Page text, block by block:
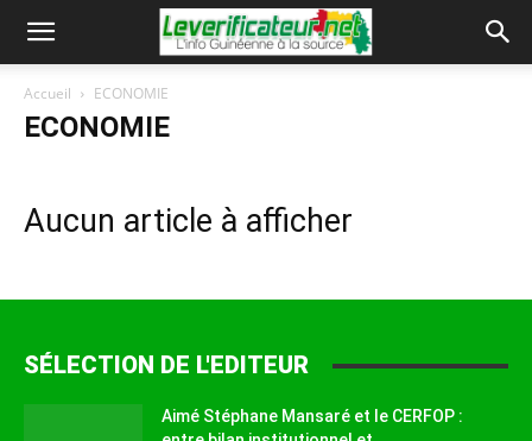
Accueil ECONOMIE
ECONOMIE
Aucun article à afficher
SÉLECTION DE L'EDITEUR
Aimé Stéphane Mansaré et le CERFOP :